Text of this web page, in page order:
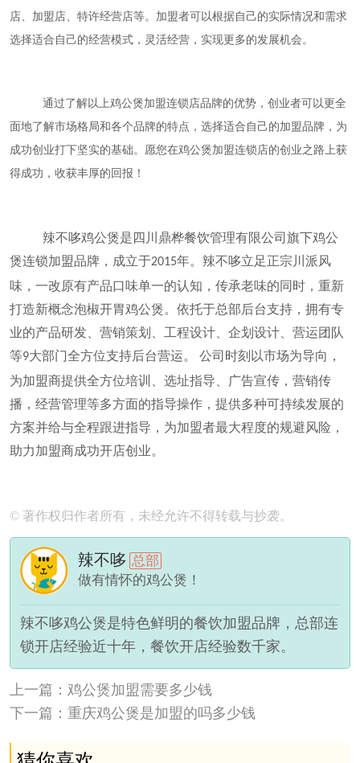
店、加盟店、特许经营店等。加盟者可以根据自己的实际情况和需求
选择适合自己的经营模式，灵活经营，实现更多的发展机会。
通过了解以上鸡公煲加盟连锁店品牌的优势，创业者可以更全
面地了解市场格局和各个品牌的特点，选择适合自己的加盟品牌，为
成功创业打下坚实的基础。愿您在鸡公煲加盟连锁店的创业之路上获
得成功，收获丰厚的回报！
辣不哆鸡公煲是四川鼎桦餐饮管理有限公司旗下鸡公
煲连锁加盟品牌，成立于2015年。辣不哆立足正宗川派风
味，一改原有产品口味单一的认知，传承老味的同时，重新
打造新概念泡椒开胃鸡公煲。依托于总部后台支持，拥有专
业的产品研发、营销策划、工程设计、企划设计、营运团队
等9大部门全方位支持后台营运。 公司时刻以市场为导向，
为加盟商提供全方位培训、选址指导、广告宣传，营销传
播，经营管理等多方面的指导操作，提供多种可持续发展的
方案并给与全程跟进指导，为加盟者最大程度的规避风险，
助力加盟商成功开店创业。
© 著作权归作者所有，未经允许不得转载与抄袭。
辣不哆 总部
做有情怀的鸡公煲！
辣不哆鸡公煲是特色鲜明的餐饮加盟品牌，总部连
锁开店经验近十年，餐饮开店经验数千家。
上一篇：鸡公煲加盟需要多少钱
下一篇：重庆鸡公煲是加盟的吗多少钱